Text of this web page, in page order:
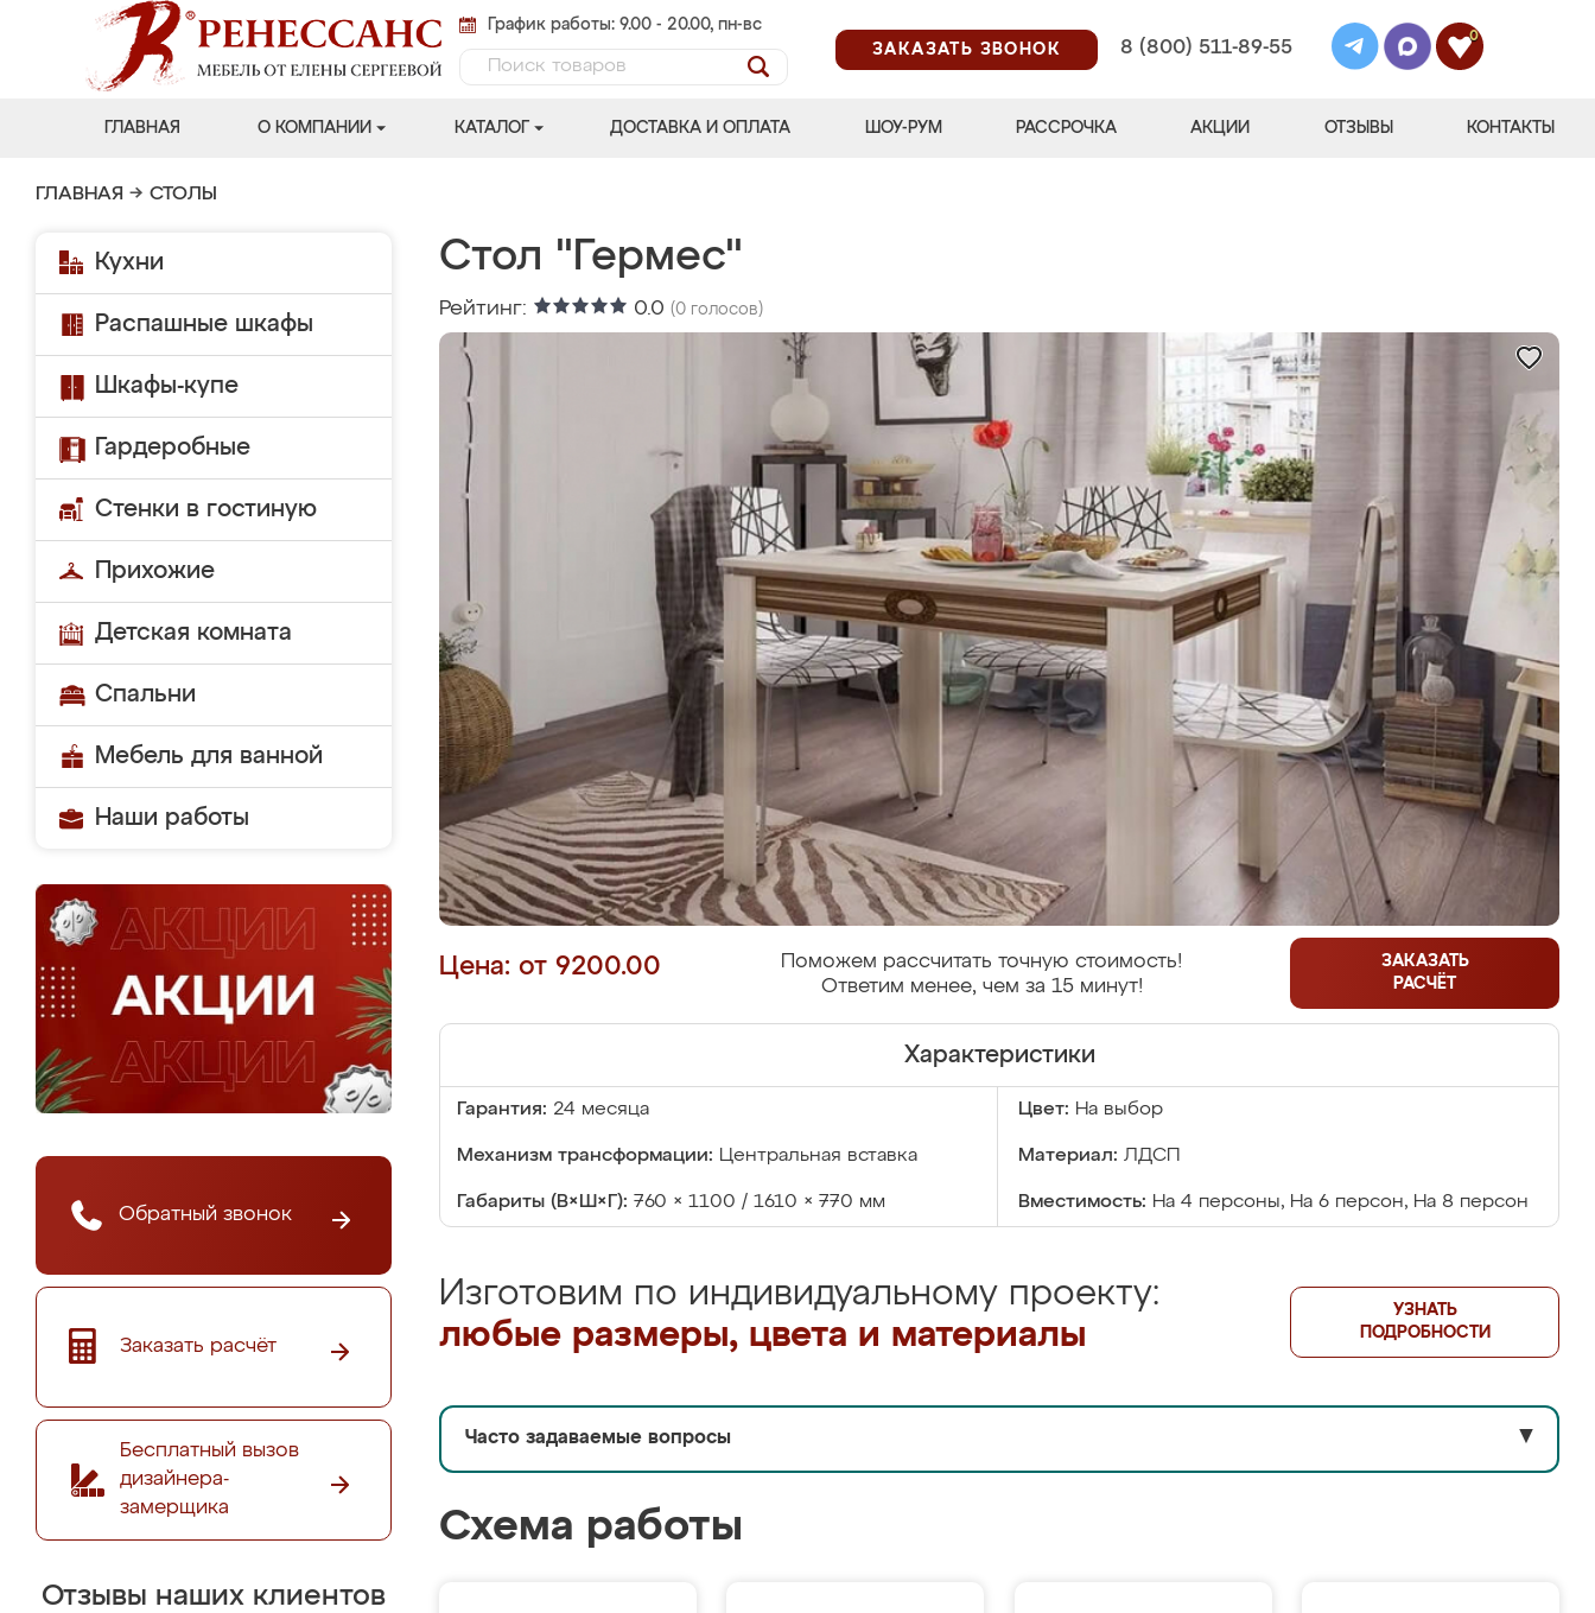
График работы: 9.00 - 20.00, пн-вс
ЗАКАЗАТЬ ЗВОНОК
8 (800) 511-89-55
0
ГЛАВНАЯ О КОМПАНИИ КАТАЛОГ ДОСТАВКА И ОПЛАТА ШОУ-РУМ РАССРОЧКА АКЦИИ ОТЗЫВЫ КОНТАКТЫ
ГЛАВНАЯ → СТОЛЫ
Кухни
Распашные шкафы
Шкафы-купе
Гардеробные
Стенки в гостиную
Прихожие
Детская комната
Спальни
Мебель для ванной
Наши работы
Обратный звонок
Заказать расчёт
Бесплатный вызов
дизайнера-
замерщика
Отзывы наших клиентов
Стол "Гермес"
Рейтинг: 0.0 (0 голосов)
Цена: от 9200.00
Поможем рассчитать точную стоимость!
Ответим менее, чем за 15 минут!
ЗАКАЗАТЬ
РАСЧЁТ
Характеристики
Гарантия: 24 месяца Цвет: На выбор
Механизм трансформации: Центральная вставка Материал: ЛДСП
Габариты (В×Ш×Г): 760 × 1100 / 1610 × 770 мм Вместимость: На 4 персоны, На 6 персон, На 8 персон
Изготовим по индивидуальному проекту:
любые размеры, цвета и материалы
УЗНАТЬ
ПОДРОБНОСТИ
Часто задаваемые вопросы ▼
Схема работы